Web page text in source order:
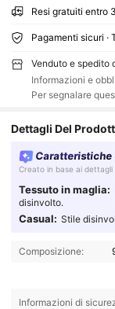
Resi gratuiti entro
Pagamenti sicuri ·
Venduto e spedito
Informazioni e
Per segnalare
Dettagli Del
Creato in base ai dettagli
Tessuto in maglia:
disinvolto.
Casual: Stile
Composizione:
Informazioni di